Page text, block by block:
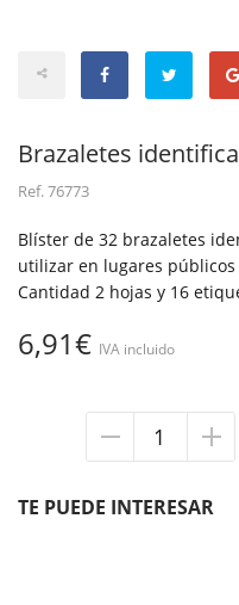
Brazaletes
Ref.76773
Blíster de 32 brazaletes
utilizar en lugares
Cantidad 2 hojas y 16
6,91€ IVA incluido
TE PUEDE INTERESAR